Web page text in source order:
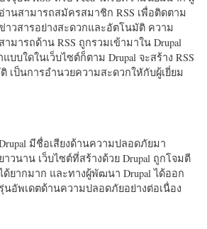
อ่านสามารถสมัครสมาชิก RSS เพื่อติดตาม
าวสารอย่างสะดวกและอัตโนมัติ ความ
สามารถด้าน RSS ถูกรวมเข้ามาใน Drupal
บบใดในเว็บไซต์ก็ตาม Drupal จะสร้าง RSS
เป็นการอำนวยความสะดวกใหักับผู้เยี่ยม
มีชื่อเสียงด้านความปลอดภัยมา
ยาวนาน เว็บไซต์ที่สร้างด้วย Drupal ถูกโจมตี
ด้ยากมาก และทางผู้พัฒนา Drupal ได้ออก
รุ่นอัพเดตด้านความปลอดภัยอย่างต่อเนื่อง